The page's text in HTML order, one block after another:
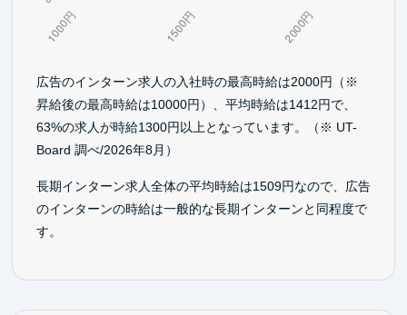
広告のインターン求人の入社時の最高時給は2000円（※
昇給後の最高時給は10000円）、平均時給は1412円で、
63%の求人が時給1300円以上となっています。（※ UT-
Board 調べ/2026年8月）
長期インターン求人全体の平均時給は1509円なので、広告
のインターンの時給は一般的な長期インターンと同程度で
す。